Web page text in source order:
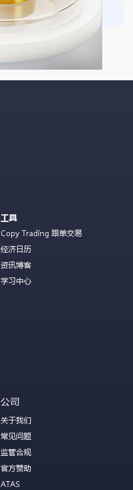
工具
Copy Trading 跟单交易
经济日历
资讯博客
学习中心
公司
关于我们
常见问题
监管合规
官方赞助
ATAS